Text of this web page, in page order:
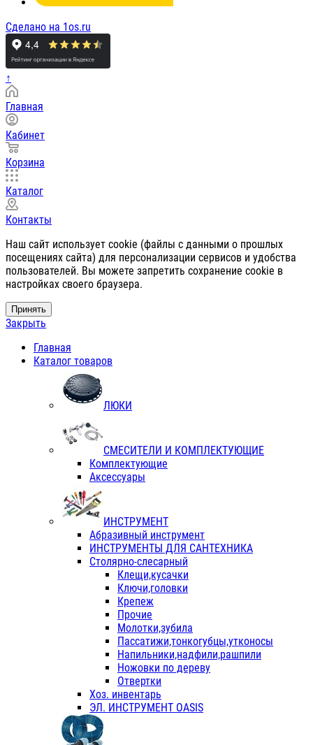
Сделано на 1os.ru
↑
Главная
Кабинет
Корзина
Каталог
Контакты
Наш сайт использует cookie (файлы с данными о прошлых
посещениях сайта) для персонализации сервисов и удобства
пользователей. Вы можете запретить сохранение cookie в
настройках своего браузера.
Принять
Закрыть
Главная
Каталог товаров
ЛЮКИ
СМЕСИТЕЛИ И КОМПЛЕКТУЮЩИЕ
Комплектующие
Аксессуары
ИНСТРУМЕНТ
Абразивный инструмент
ИНСТРУМЕНТЫ ДЛЯ САНТЕХНИКА
Столярно-слесарный
Клещи,кусачки
Ключи,головки
Крепеж
Прочие
Молотки,зубила
Пассатижи,тонкогубцы,утконосы
Напильники,надфили,рашпили
Ножовки по дереву
Отвертки
Хоз. инвентарь
ЭЛ. ИНСТРУМЕНТ OASIS